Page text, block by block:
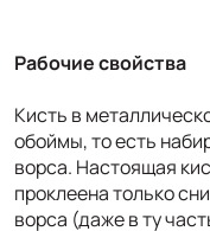
Рабочие свойства
Кисть в
обоймы, то есть
ворса. Настоящая
проклеена только
ворса (даже в ту